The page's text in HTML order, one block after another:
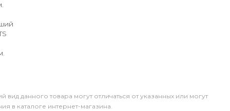
вид данного товара могут отличаться от указанных или могут
в каталоге интернет-магазина.